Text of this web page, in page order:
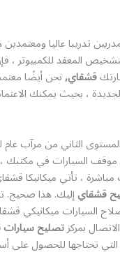
تدريبا عاليا
المعقد للكمبيوتر ،
قشقاي,نحن أيضًا
، بحيث يمكنك
الثاني من مرآب عام
السيارات في مكتبك
، تأتي ميكانيكا
قشقايإليك. هذا صحيح.
السيارات ميكانيكي
بمركزتصليح
تحتاجها للحصول على